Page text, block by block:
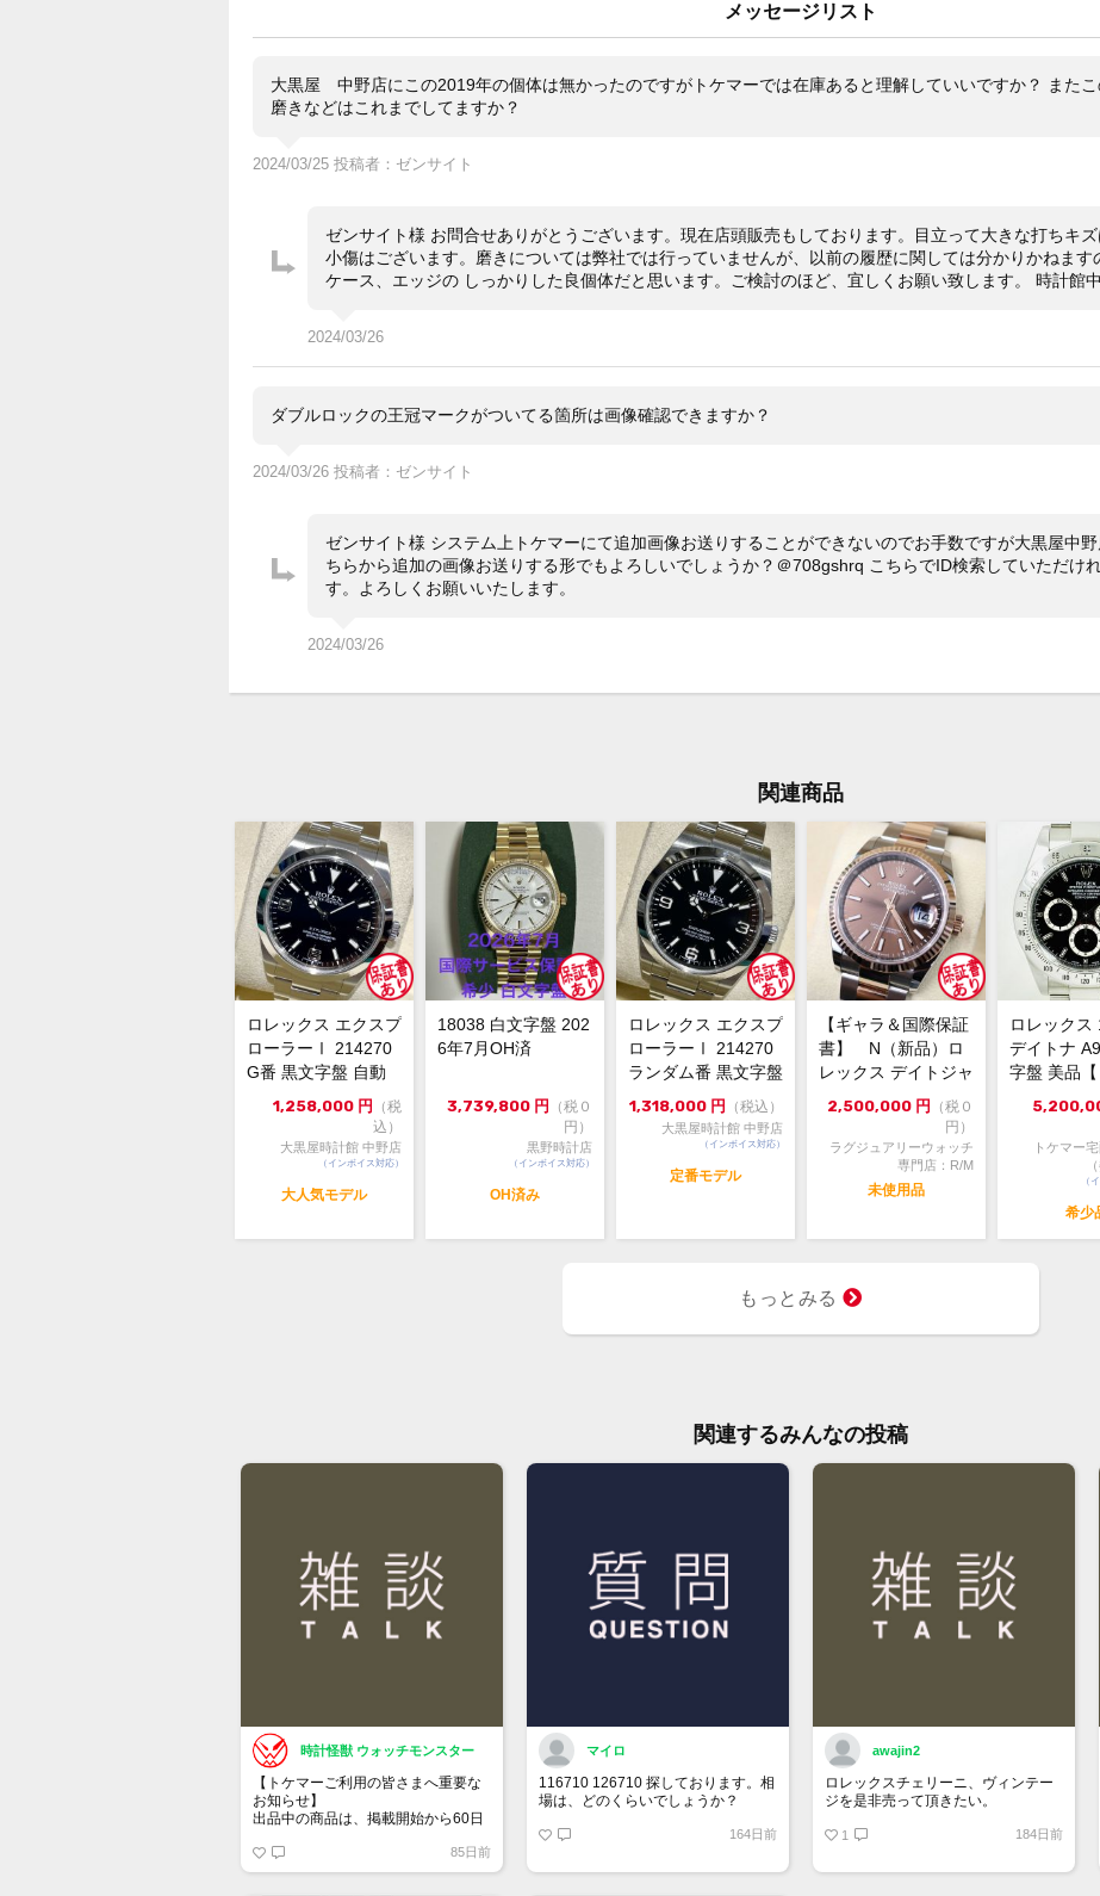
ベルト内周
状態
裏蓋・ベ
イドに薄
※店頭で
切れの際
ん。直接
メッセージリスト
大黒屋 中野店にこの2019年の個体は無かったのですがトケマーでは在庫あると理解していいですか？ また
磨きなどはこれまでしてますか？
2024/03/25 投稿者：ゼンサイト
ゼンサイト様 お問合せありがとうございます。現在店頭販売もしております。目立って大きな打ちキ
小傷はございます。磨きについては弊社では行っていませんが、以前の履歴に関しては分かりかねま
ケース、エッジの しっかりした良個体だと思います。ご検討のほど、宜しくお願い致します。 時計館
2024/03/26
ダブルロックの王冠マークがついてる箇所は画像確認できますか？
2024/03/26 投稿者：ゼンサイト
ゼンサイト様 システム上トケマーにて追加画像お送りすることができないのでお手数ですが大黒屋中
ちらから追加の画像お送りする形でもよろしいでしょうか？＠708gshrq こちらでID検索していただけ
す。よろしくお願いいたします。
2024/03/26
関連商品
ロレックス エクスプ
ローラーⅠ 214270
G番 黒文字盤 自動
巻 美品 121...
1,258,000 円
（税
込）
大黒屋時計館 中野店
（インボイス対応）
大人気モデル
18038 白文字盤 202
6年7月OH済
3,739,800 円
（税０
円）
黒野時計店
（インボイス対応）
OH済み
ロレックス エクスプ
ローラーⅠ 214270
ランダム番 黒文字盤
自動巻 121...
1,318,000 円 （税込）
大黒屋時計館 中野店
（インボイス対応）
定番モデル
【ギャラ＆国際保証
書】 N（新品）ロ
レックス デイトジャ
スト126231 36m...
2,500,000 円
（税０
円）
ラグジュアリーウォッチ
専門店：R/M
未使用品
ロレックス
デイトナ
字盤 美品
宅配出品
トケマー
（
希少
もっとみる
関連するみんなの投稿
時計怪獣 ウォッチモンスター
【トケマーご利用の皆さまへ重要な
お知らせ】
出品中の商品は、掲載開始から60日
へ戻ります。
トップページでお気に入り登録がで
85日前
マイロ
116710 126710 探しております。相
場は、どのくらいでしょうか？
164日前
awajin2
ロレックスチェリーニ、ヴィンテー
ジを是非売って頂きたい。
1 184日前